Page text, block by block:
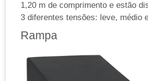
1,20 m de comprimento e estão
3 diferentes tensões: leve, médio
Rampa